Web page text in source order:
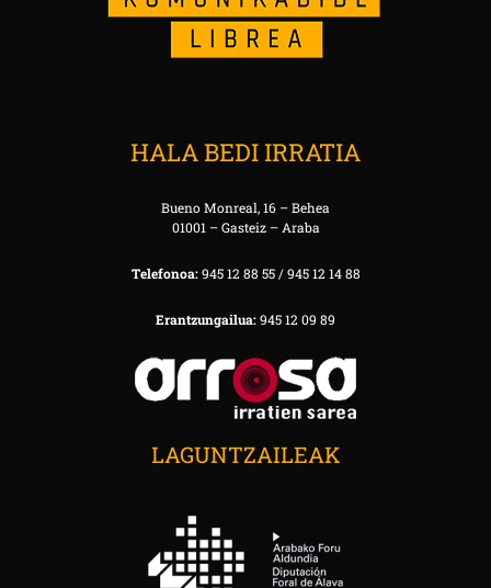
HALA BEDI IRRATIA
Bueno Monreal, 16 – Behea
01001 – Gasteiz – Araba
Telefonoa:945 12 88 55 / 945 12 14 88
Erantzungailua:945 12 09 89
LAGUNTZAILEAK